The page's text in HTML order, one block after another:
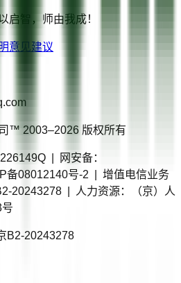
启智，师由我成！
意见建议
™ 2003–2026 版权所有
| 网安备：
备08012140号-2 | 增值电信业务
20243278 | 人力资源：（京）人
B2-20243278